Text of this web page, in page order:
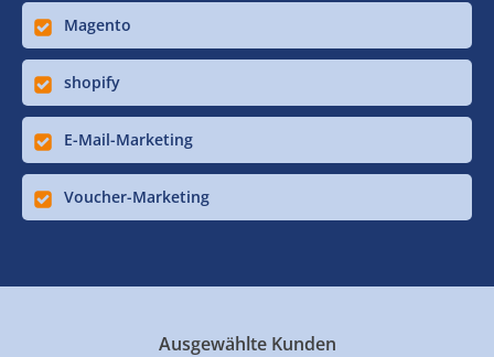
Magento
shopify
E-Mail-Marketing
Voucher-Marketing
Ausgewählte Kunden